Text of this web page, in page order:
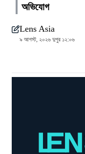
অভিযোগ
Lens Asia
৯ আগস্ট, ২০২৬ দুপুর ১২:০৬